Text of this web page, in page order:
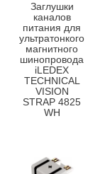
Заглушки
каналов
питания для
ультратонкого
магнитного
шинопровода
iLEDEX
TECHNICAL
VISION
STRAP 4825
WH